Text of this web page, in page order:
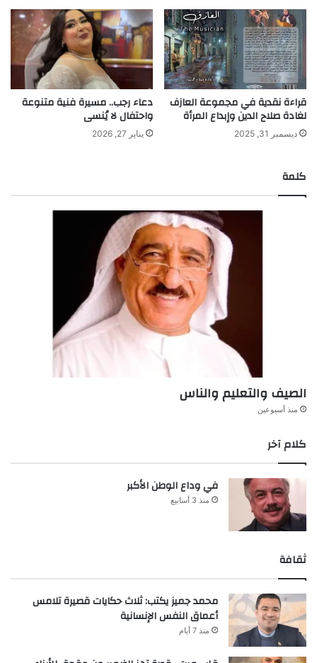
قراءة نقدية في مجموعة العازف
لغادة صلاح الدين وإبداع المرأة
ديسمبر 31, 2025
دعاء رجب.. مسيرة فنية متنوعة
واحتفال لا يُنسى
يناير 27, 2026
كلمة
الصيف والتعليم والناس
منذ أسبوعين
كلام آخر
في وداع الوطن الأكبر
منذ 3 أسابيع
ثقافة
محمد جميز يكتب: ثلاث حكايات قصيرة تلامس
أعماق النفس الإنسانية
منذ 7 أيام